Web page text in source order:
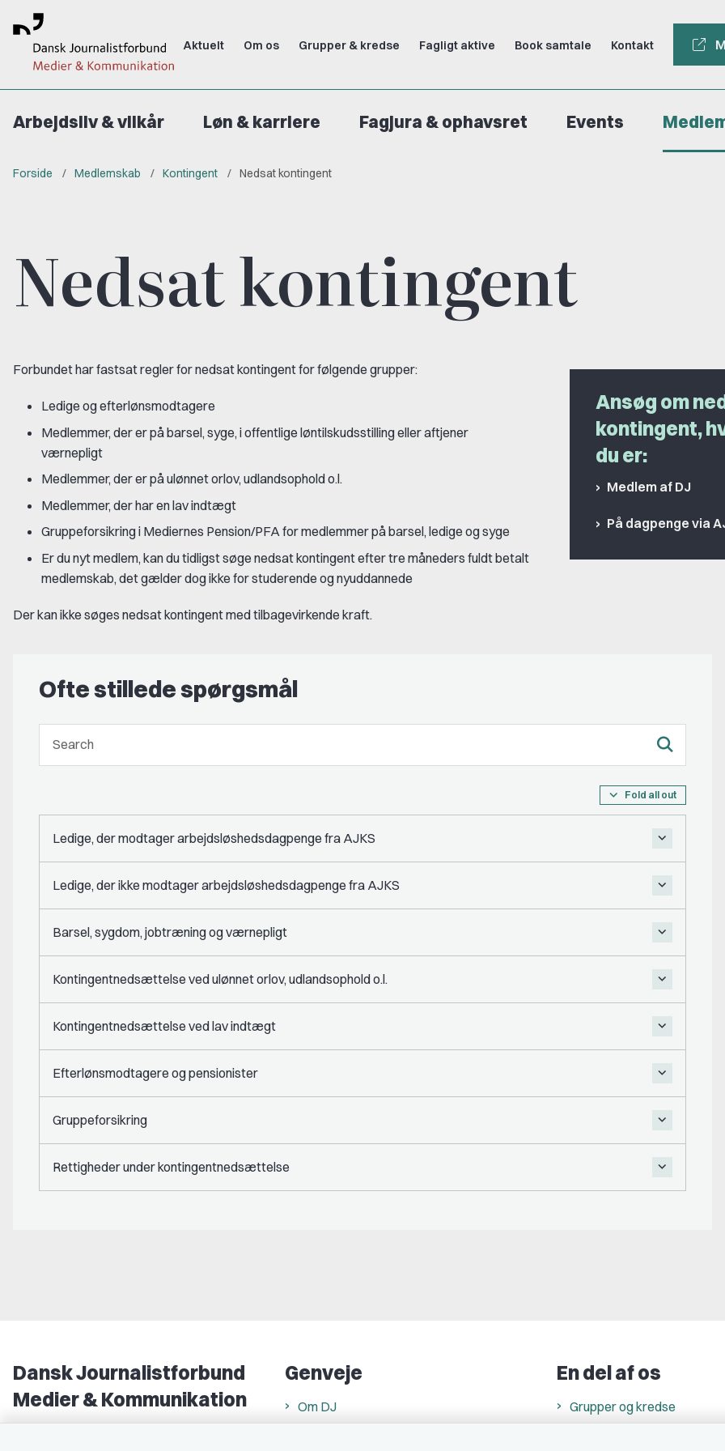
Aktuelt Om os Grupper & kredse Fagligt aktive Book samtale Kontakt
Arbejdsliv & vilkår Løn & karriere Fagjura & ophavsret Events
Forside Medlemskab Kontingent Nedsat kontingent
Nedsat kontingent
Forbundet har fastsat regler for nedsat kontingent for følgende grupper:
Ledige og efterlønsmodtagere
Medlemmer, der er på barsel, syge, i offentlige løntilskudsstilling eller aftjener
værnepligt
Medlemmer, der er på ulønnet orlov, udlandsophold o.l.
Medlemmer, der har en lav indtægt
Gruppeforsikring i Mediernes Pension/PFA for medlemmer på barsel, ledige og syge
Er du nyt medlem, kan du tidligst søge nedsat kontingent efter tre måneders fuldt betalt
medlemskab, det gælder dog ikke for studerende og nyuddannede
Der kan ikke søges nedsat kontingent med tilbagevirkende kraft.
Ansøg om
kontingent,
du er:
Medlem af DJ
På dagpenge via
Ofte stillede spørgsmål
Fold all out
Ledige, der modtager arbejdsløshedsdagpenge fra AJKS
Ledige, der ikke modtager arbejdsløshedsdagpenge fra AJKS
Barsel, sygdom, jobtræning og værnepligt
Kontingentnedsættelse ved ulønnet orlov, udlandsophold o.l.
Kontingentnedsættelse ved lav indtægt
Efterlønsmodtagere og pensionister
Gruppeforsikring
Rettigheder under kontingentnedsættelse
Dansk Journalistforbund
Medier & Kommunikation
Genveje
Om DJ
En del af os
Grupper og kredse